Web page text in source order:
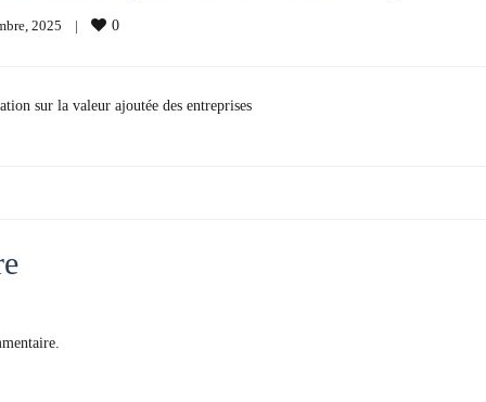
2025 | 0
sur la valeur ajoutée des entreprises